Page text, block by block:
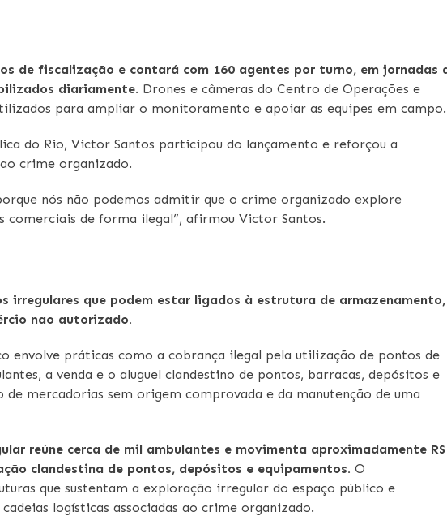
de fiscalização e contará com 160 agentes por turno, em jornadas
diariamente. Drones e câmeras do Centro de Operações e
para ampliar o monitoramento e apoiar as equipes em campo.
do Rio, Victor Santos participou do lançamento e reforçou a
crime organizado.
nós não podemos admitir que o crime organizado explore
comerciais de forma ilegal”, afirmou Victor Santos.
que podem estar ligados à estrutura de armazenamento,
não autorizado.
envolve práticas como a cobrança ilegal pela utilização de pontos de
a venda e o aluguel clandestino de pontos, barracas, depósitos e
mercadorias sem origem comprovada e da manutenção de uma
reúne cerca de mil ambulantes e movimenta aproximadamente R$
clandestina de pontos, depósitos e equipamentos. O
que sustentam a exploração irregular do espaço público e
logísticas associadas ao crime organizado.